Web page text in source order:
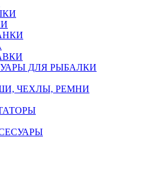
ДЛЯ РЫБАЛКИ
ЧЕХЛЫ, РЕМНИ